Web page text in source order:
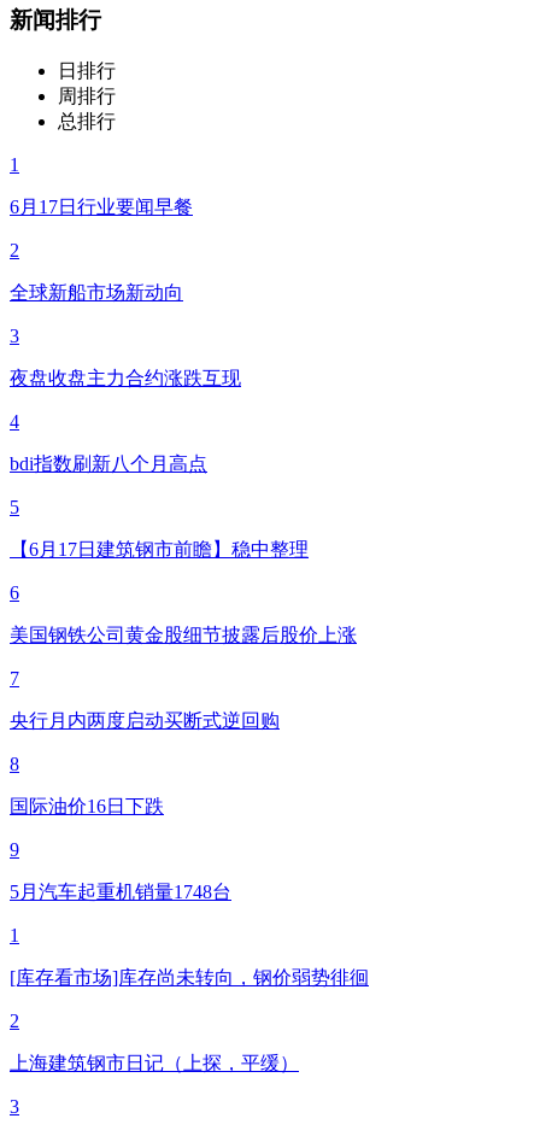
新闻排行
日排行
周排行
总排行
1
6月17日行业要闻早餐
2
全球新船市场新动向
3
夜盘收盘主力合约涨跌互现
4
bdi指数刷新八个月高点
5
【6月17日建筑钢市前瞻】稳中整理
6
美国钢铁公司黄金股细节披露后股价上涨
7
央行月内两度启动买断式逆回购
8
国际油价16日下跌
9
5月汽车起重机销量1748台
1
[库存看市场]库存尚未转向，钢价弱势徘徊
2
上海建筑钢市日记（上探，平缓）
3